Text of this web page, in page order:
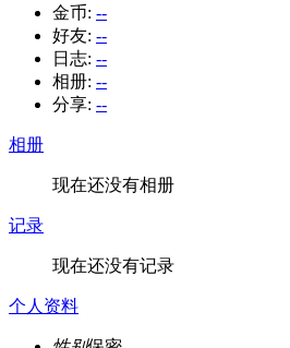
金币: --
好友: --
日志: --
相册: --
分享: --
相册
现在还没有相册
记录
现在还没有记录
个人资料